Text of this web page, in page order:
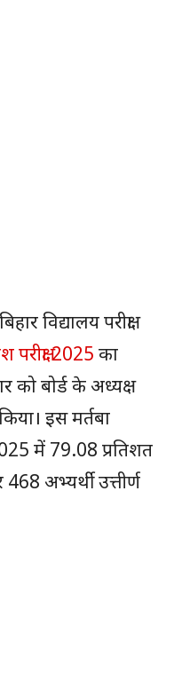
बिहार विद्यालय परीक्षा
2025 का
को बोर्ड के अध्यक्ष
इस मर्तबा
में 79.08 प्रतिशत
468 अभ्यर्थी उत्तीर्ण